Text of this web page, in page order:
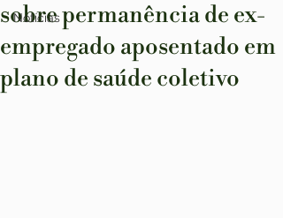
Notícias
sobre permanência de ex-
empregado aposentado em
plano de saúde coletivo